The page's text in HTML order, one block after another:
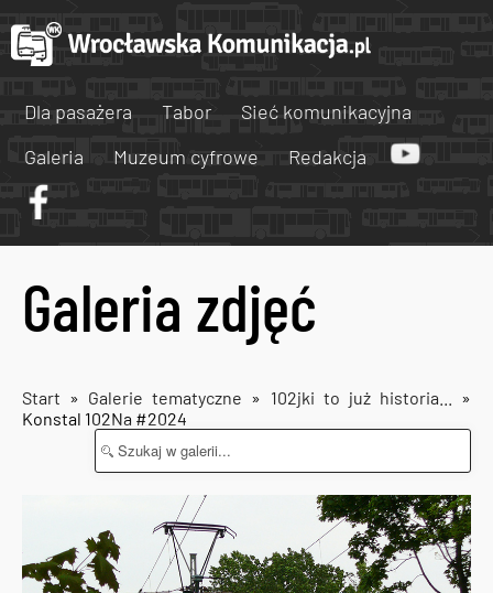
Dla pasażera Tabor
Sieć komunikacyjna
Galeria
Muzeum cyfrowe Redakcja
Galeria zdjęć
Start » Galerie tematyczne » 102jki to już historia...
»
Konstal 102Na #2024